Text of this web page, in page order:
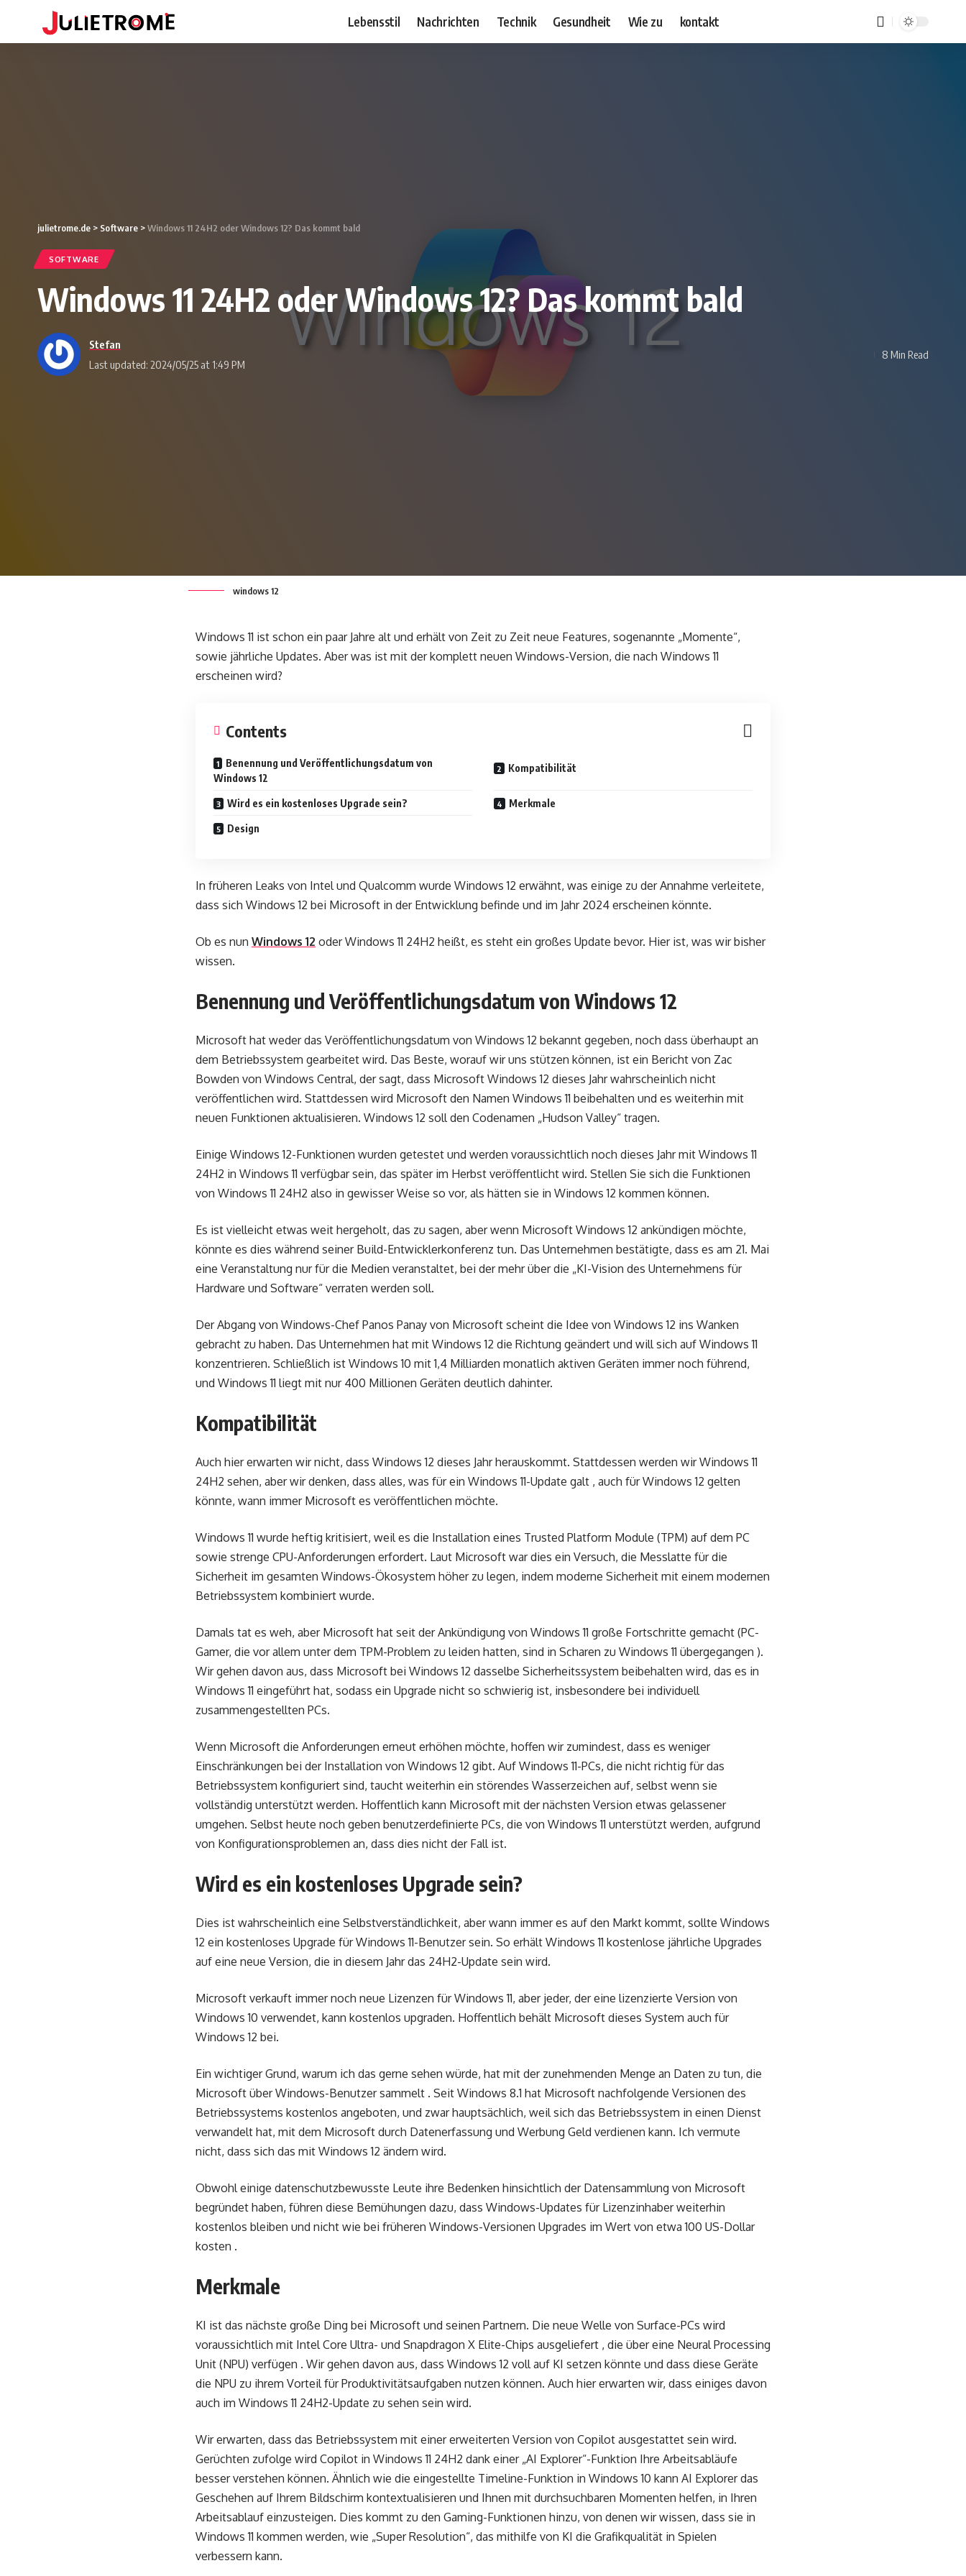
Lebensstil Nachrichten Technik Gesundheit Wie zu kontakt
julietrome.de > Software >Windows 11 24H2 oder Windows 12? Das kommt bald
SOFTWARE
Windows 11 24H2 oder Windows 12? Das kommt bald
Last updated: 2024/05/25 at 1:49 PM
Stefan
8 Min Read
windows 12
Windows 11 ist schon ein paar Jahre alt und erhält von Zeit zu Zeit neue Features, sogenannte „Momente“,
sowie jährliche Updates. Aber was ist mit der komplett neuen Windows-Version, die nach Windows 11
erscheinen wird?
Contents
Benennung und Veröffentlichungsdatum von
Windows 12
Kompatibilität
Wird es ein kostenloses Upgrade sein? Merkmale
Design
In früheren Leaks von Intel und Qualcomm wurde Windows 12 erwähnt, was einige zu der Annahme verleitete,
dass sich Windows 12 bei Microsoft in der Entwicklung befinde und im Jahr 2024 erscheinen könnte.
Ob es nun Windows 12 oder Windows 11 24H2 heißt, es steht ein großes Update bevor. Hier ist, was wir bisher
wissen.
Benennung und Veröffentlichungsdatum von Windows 12
Microsoft hat weder das Veröffentlichungsdatum von Windows 12 bekannt gegeben, noch dass überhaupt an
dem Betriebssystem gearbeitet wird. Das Beste, worauf wir uns stützen können, ist ein Bericht von Zac
Bowden von Windows Central, der sagt, dass Microsoft Windows 12 dieses Jahr wahrscheinlich nicht
veröffentlichen wird. Stattdessen wird Microsoft den Namen Windows 11 beibehalten und es weiterhin mit
neuen Funktionen aktualisieren. Windows 12 soll den Codenamen „Hudson Valley“ tragen.
Einige Windows 12-Funktionen wurden getestet und werden voraussichtlich noch dieses Jahr mit Windows 11
24H2 in Windows 11 verfügbar sein, das später im Herbst veröffentlicht wird. Stellen Sie sich die Funktionen
von Windows 11 24H2 also in gewisser Weise so vor, als hätten sie in Windows 12 kommen können.
Es ist vielleicht etwas weit hergeholt, das zu sagen, aber wenn Microsoft Windows 12 ankündigen möchte,
könnte es dies während seiner Build-Entwicklerkonferenz tun. Das Unternehmen bestätigte, dass es am 21. Mai
eine Veranstaltung nur für die Medien veranstaltet, bei der mehr über die „KI-Vision des Unternehmens für
Hardware und Software“ verraten werden soll.
Der Abgang von Windows-Chef Panos Panay von Microsoft scheint die Idee von Windows 12 ins Wanken
gebracht zu haben. Das Unternehmen hat mit Windows 12 die Richtung geändert und will sich auf Windows 11
konzentrieren. Schließlich ist Windows 10 mit 1,4 Milliarden monatlich aktiven Geräten immer noch führend,
und Windows 11 liegt mit nur 400 Millionen Geräten deutlich dahinter.
Kompatibilität
Auch hier erwarten wir nicht, dass Windows 12 dieses Jahr herauskommt. Stattdessen werden wir Windows 11
24H2 sehen, aber wir denken, dass alles, was für ein Windows 11-Update galt , auch für Windows 12 gelten
könnte, wann immer Microsoft es veröffentlichen möchte.
Windows 11 wurde heftig kritisiert, weil es die Installation eines Trusted Platform Module (TPM) auf dem PC
sowie strenge CPU-Anforderungen erfordert. Laut Microsoft war dies ein Versuch, die Messlatte für die
Sicherheit im gesamten Windows-Ökosystem höher zu legen, indem moderne Sicherheit mit einem modernen
Betriebssystem kombiniert wurde.
Damals tat es weh, aber Microsoft hat seit der Ankündigung von Windows 11 große Fortschritte gemacht (PC-
Gamer, die vor allem unter dem TPM-Problem zu leiden hatten, sind in Scharen zu Windows 11 übergegangen ).
Wir gehen davon aus, dass Microsoft bei Windows 12 dasselbe Sicherheitssystem beibehalten wird, das es in
Windows 11 eingeführt hat, sodass ein Upgrade nicht so schwierig ist, insbesondere bei individuell
zusammengestellten PCs.
Wenn Microsoft die Anforderungen erneut erhöhen möchte, hoffen wir zumindest, dass es weniger
Einschränkungen bei der Installation von Windows 12 gibt. Auf Windows 11-PCs, die nicht richtig für das
Betriebssystem konfiguriert sind, taucht weiterhin ein störendes Wasserzeichen auf, selbst wenn sie
vollständig unterstützt werden. Hoffentlich kann Microsoft mit der nächsten Version etwas gelassener
umgehen. Selbst heute noch geben benutzerdefinierte PCs, die von Windows 11 unterstützt werden, aufgrund
von Konfigurationsproblemen an, dass dies nicht der Fall ist.
Wird es ein kostenloses Upgrade sein?
Dies ist wahrscheinlich eine Selbstverständlichkeit, aber wann immer es auf den Markt kommt, sollte Windows
12 ein kostenloses Upgrade für Windows 11-Benutzer sein. So erhält Windows 11 kostenlose jährliche Upgrades
auf eine neue Version, die in diesem Jahr das 24H2-Update sein wird.
Microsoft verkauft immer noch neue Lizenzen für Windows 11, aber jeder, der eine lizenzierte Version von
Windows 10 verwendet, kann kostenlos upgraden. Hoffentlich behält Microsoft dieses System auch für
Windows 12 bei.
Ein wichtiger Grund, warum ich das gerne sehen würde, hat mit der zunehmenden Menge an Daten zu tun, die
Microsoft über Windows-Benutzer sammelt . Seit Windows 8.1 hat Microsoft nachfolgende Versionen des
Betriebssystems kostenlos angeboten, und zwar hauptsächlich, weil sich das Betriebssystem in einen Dienst
verwandelt hat, mit dem Microsoft durch Datenerfassung und Werbung Geld verdienen kann. Ich vermute
nicht, dass sich das mit Windows 12 ändern wird.
Obwohl einige datenschutzbewusste Leute ihre Bedenken hinsichtlich der Datensammlung von Microsoft
begründet haben, führen diese Bemühungen dazu, dass Windows-Updates für Lizenzinhaber weiterhin
kostenlos bleiben und nicht wie bei früheren Windows-Versionen Upgrades im Wert von etwa 100 US-Dollar
kosten .
Merkmale
KI ist das nächste große Ding bei Microsoft und seinen Partnern. Die neue Welle von Surface-PCs wird
voraussichtlich mit Intel Core Ultra- und Snapdragon X Elite-Chips ausgeliefert , die über eine Neural Processing
Unit (NPU) verfügen . Wir gehen davon aus, dass Windows 12 voll auf KI setzen könnte und dass diese Geräte
die NPU zu ihrem Vorteil für Produktivitätsaufgaben nutzen können. Auch hier erwarten wir, dass einiges davon
auch im Windows 11 24H2-Update zu sehen sein wird.
Wir erwarten, dass das Betriebssystem mit einer erweiterten Version von Copilot ausgestattet sein wird.
Gerüchten zufolge wird Copilot in Windows 11 24H2 dank einer „AI Explorer“-Funktion Ihre Arbeitsabläufe
besser verstehen können. Ähnlich wie die eingestellte Timeline-Funktion in Windows 10 kann AI Explorer das
Geschehen auf Ihrem Bildschirm kontextualisieren und Ihnen mit durchsuchbaren Momenten helfen, in Ihren
Arbeitsablauf einzusteigen. Dies kommt zu den Gaming-Funktionen hinzu, von denen wir wissen, dass sie in
Windows 11 kommen werden, wie „Super Resolution“, das mithilfe von KI die Grafikqualität in Spielen
verbessern kann.